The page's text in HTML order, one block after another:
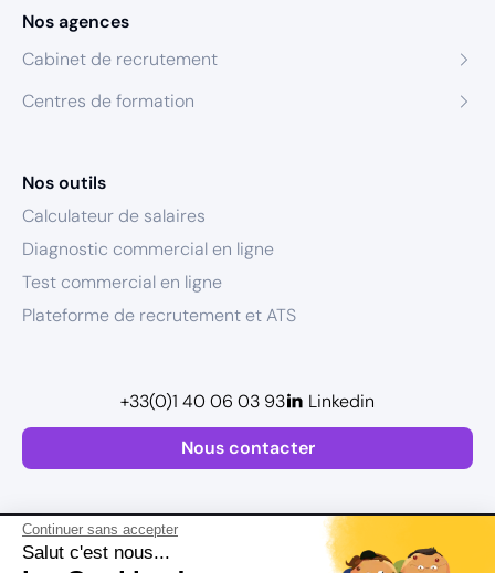
Continuer sans accepter
Salut c'est nous...
Nos agences
Cabinet de recrutement
Centres de formation
Nos outils
Calculateur de salaires
Diagnostic commercial en ligne
Test commercial en ligne
Plateforme de recrutement et ATS
Nous contacter
+33(0)1 40 06 03 93 Linkedin